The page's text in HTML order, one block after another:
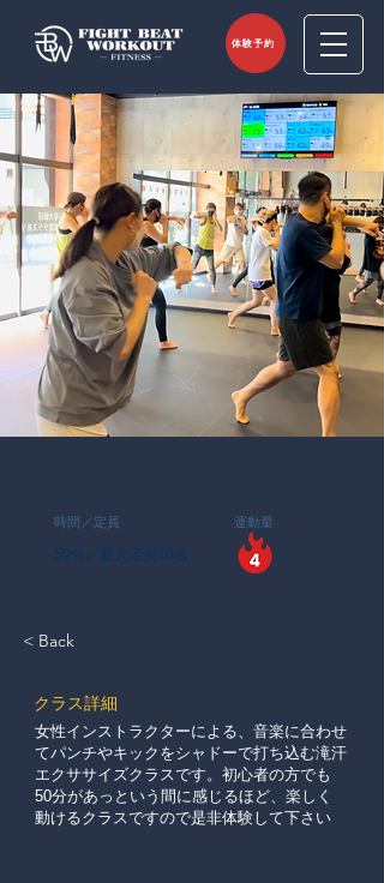
体験予約
時間／定員
50分／最大定員10名
運動量
< Back
​クラス詳細
女性インストラクターによる、音楽に合わせ
てパンチやキックをシャドーで打ち込む滝汗
エクササイズクラスです。初心者の方でも
50分があっという間に感じるほど、楽しく
動けるクラスですので是非体験して下さい